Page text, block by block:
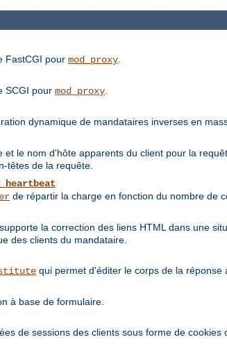
FastCGI pour mod_proxy
SCGI pour mod_proxy
dynamique de mandataires inverses en
et le nom d'hôte apparents du client pour la
têtes de la requête.
de répartir la charge en fonction du nombre de
la correction des liens HTML dans une
des clients du mandataire.
qui permet d'éditer le corps de la
à base de formulaire.
de sessions des clients sous forme de cookies